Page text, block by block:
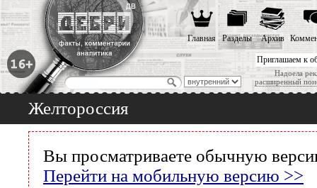
Приглашаем к
Надоела
расширенный
Главная Разделы Архив
Желтороссия
Вы просматриваете обычную
Перейти на мобильную версию >>